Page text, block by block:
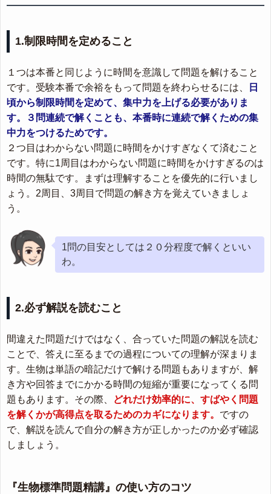
1.制限時間を定めること
１つは本番と同じように時間を意識して問題を解けること
です。受験本番で余裕をもって問題を終わらせるには、
日
頃から制限時間を定めて、集中力を上げる必要がありま
す。３問連続で解くことも、本番時に連続で解くための集
中力をつけるためです。
２つ目はわからない問題に時間をかけすぎなくて済むこと
です。特に1周目はわからない問題に時間をかけすぎるのは
時間の無駄です。まずは理解することを優先的に行いまし
ょう。2周目、3周目で問題の解き方を覚えていきましょ
う。
1問の目安としては２０分程度で解くといい
わ。
2.必ず解説を読むこと
間違えた問題だけではなく、合っていた問題の解説を読む
ことで、答えに至るまでの過程についての理解が深まりま
す。生物は単語の暗記だけで解ける問題もありますが、解
き方や回答までにかかる時間の短縮が重要になってくる問
題もあります。その際、
どれだけ効率的に、すばやく問題
を解くかが高得点を取るためのカギになります。 ですの
で、解説を読んで自分の解き方が正しかったのか必ず確認
しましょう。
『生物標準問題精講』の使い方のコツ